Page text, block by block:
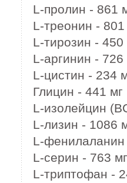
L-пролин - 861
L-треонин - 801
L-тирозин - 450
L-аргинин - 726
L-цистин - 234
Глицин - 441 мг
L-изолейцин
L-лизин - 1086
L-фенилаланин
L-серин - 763
L-триптофан -